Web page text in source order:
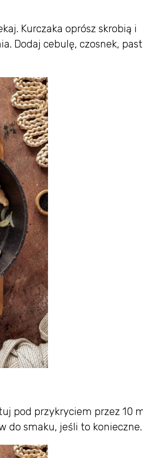
Kurczaka oprósz skrobią i
Dodaj cebulę, czosnek,
pod przykryciem przez 10
do smaku, jeśli to konieczne.